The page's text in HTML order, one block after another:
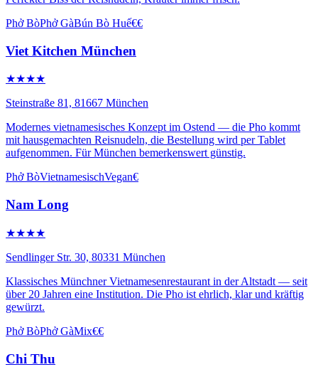
Phở BòPhở GàBún Bò Huế€€
Viet Kitchen München
★★★★
Steinstraße 81, 81667 München
Modernes vietnamesisches Konzept im Ostend — die Pho kommt
mit hausgemachten Reisnudeln, die Bestellung wird per Tablet
aufgenommen. Für München bemerkenswert günstig.
Phở BòVietnamesischVegan€
Nam Long
★★★★
Sendlinger Str. 30, 80331 München
Klassisches Münchner Vietnamesenrestaurant in der Altstadt — seit
über 20 Jahren eine Institution. Die Pho ist ehrlich, klar und kräftig
gewürzt.
Phở BòPhở GàMix€€
Chi Thu